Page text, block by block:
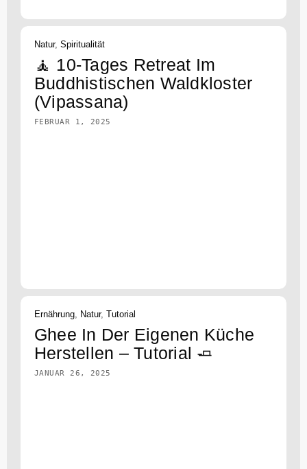
Natur, Spiritualität
🧘 10-Tages Retreat Im
Buddhistischen Waldkloster
(Vipassana)
FEBRUAR 1, 2025
Ernährung, Natur, Tutorial
Ghee In Der Eigenen Küche
Herstellen – Tutorial 🧈
JANUAR 26, 2025